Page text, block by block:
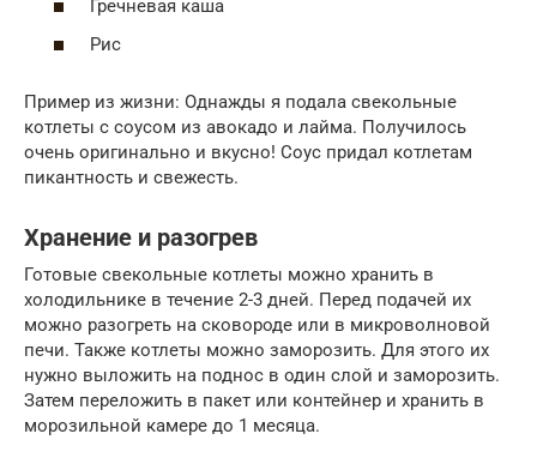
Гречневая каша
Рис
Пример из жизни: Однажды я подала свекольные
котлеты с соусом из авокадо и лайма. Получилось
очень оригинально и вкусно! Соус придал котлетам
пикантность и свежесть.
Хранение и разогрев
Готовые свекольные котлеты можно хранить в
холодильнике в течение 2-3 дней. Перед подачей их
можно разогреть на сковороде или в микроволновой
печи. Также котлеты можно заморозить. Для этого их
нужно выложить на поднос в один слой и заморозить.
Затем переложить в пакет или контейнер и хранить в
морозильной камере до 1 месяца.